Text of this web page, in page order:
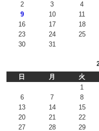
2
3 4
9
10 11
16
17 18
23
24 25
30
31
日
月 火
1
6
7 8
13
14 15
20
21 22
27
28 29